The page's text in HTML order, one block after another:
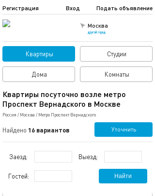
Москва
другой город
Подать объявление
Регистрация Вход
Квартиры Студии
Дома Комнаты
Квартиры посуточно возле метро
Проспект Вернадского в Москве
Россия / Москва / Метро Проспект Вернадского
Найдено 16 вариантов Уточнить
Заезд: Выезд:
Гостей: Найти